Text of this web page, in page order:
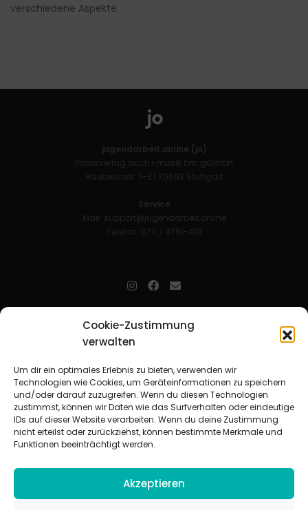
Cookie-Zustimmung
verwalten
Um dir ein optimales Erlebnis zu bieten, verwenden wir
Technologien wie Cookies, um Geräteinformationen zu speichern
und/oder darauf zuzugreifen. Wenn du diesen Technologien
zustimmst, können wir Daten wie das Surfverhalten oder eindeutige
IDs auf dieser Website verarbeiten. Wenn du deine Zustimmung
nicht erteilst oder zurückziehst, können bestimmte Merkmale und
Funktionen beeinträchtigt werden.
Akzeptieren
verschiedene Aspekte.
jugendarbeit.online (jo)
Praxisverlag buch+musik bm gGmbH
Haeberlinstr. 1–3 | 70563 Stuttgart
Service
Mail: support@jugendarbeit.online
Telefon: 0711 / 9781-419
Mitarbeitende in der christlichen Kinder-, Jugend- und jungen
Erwachsenenarbeit. Aufjofindet man unkompliziert und schnell
Beziehungsarbeit.
Beteiligte Verbände
CVJM-Landesverband Bayern e. V. |CVJM-Gesamtverband in
Deutschland e. V.
CVJM-Westbund e. V.|Deutscher Jugendverband „Entschieden für
Christus“ e. V.